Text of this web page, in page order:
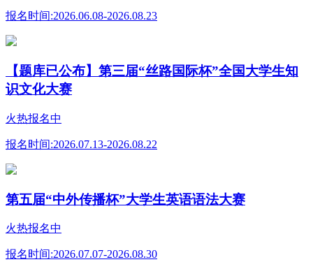
报名时间:2026.06.08-2026.08.23
【题库已公布】第三届“丝路国际杯”全国大学生知
识文化大赛
火热报名中
报名时间:2026.07.13-2026.08.22
第五届“中外传播杯”大学生英语语法大赛
火热报名中
报名时间:2026.07.07-2026.08.30